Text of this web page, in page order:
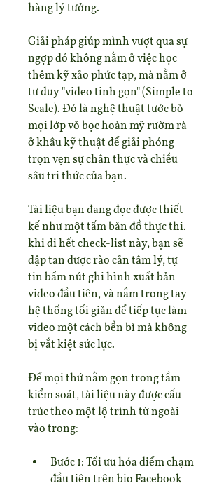
hàng lý tưởng.
Giải pháp giúp mình vượt qua sự
ngợp đó không nằm ở việc học
thêm kỹ xảo phức tạp, mà nằm ở
tư duy "video tinh gọn" (Simple to
Scale). Đó là nghệ thuật tước bỏ
mọi lớp vỏ bọc hoàn mỹ rườm rà
ở khâu kỹ thuật để giải phóng
trọn vẹn sự chân thực và chiều
sâu tri thức của bạn.
Tài liệu bạn đang đọc được thiết
kế như một tấm bản đồ thực thi.
khi đi hết check-list này, bạn sẽ
đập tan được rào cản tâm lý, tự
tin bấm nút ghi hình xuất bản
video đầu tiên, và nắm trong tay
hệ thống tối giản để tiếp tục làm
video một cách bền bỉ mà không
bị vắt kiệt sức lực.
Để mọi thứ nằm gọn trong tầm
kiểm soát, tài liệu này được cấu
trúc theo một lộ trình từ ngoài
vào trong:
Bước 1: Tối ưu hóa điểm chạm
đầu tiên trên bio Facebook